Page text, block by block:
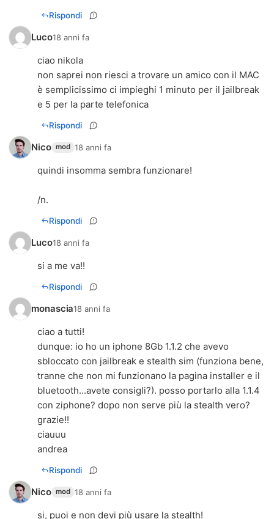
Rispondi
Luco18 anni fa
ciao nikola
non saprei non riesci a trovare un amico con il MAC
è semplicissimo ci impieghi 1 minuto per il jailbreak
e 5 per la parte telefonica
Rispondi
Nico mod 18 anni fa
quindi insomma sembra funzionare!
/n.
Rispondi
Luco18 anni fa
si a me va!!
Rispondi
monascia18 anni fa
ciao a tutti!
dunque: io ho un iphone 8Gb 1.1.2 che avevo
sbloccato con jailbreak e stealth sim (funziona bene,
tranne che non mi funzionano la pagina installer e il
bluetooth...avete consigli?). posso portarlo alla 1.1.4
con ziphone? dopo non serve più la stealth vero?
grazie!!
ciauuu
andrea
Rispondi
Nico mod 18 anni fa
si, puoi e non devi più usare la stealth!